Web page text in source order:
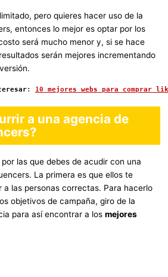
pero quieres hacer uso de la
entonces lo mejor es optar por los
será mucho menor y, si se hace
serán mejores incrementando
: 10 mejores webs para comprar
a una agencia de
las que debes de acudir con una
La primera es que ellos te
a las personas correctas. Para hacerlo
objetivos de campaña, giro de la
para así encontrar a losmejores